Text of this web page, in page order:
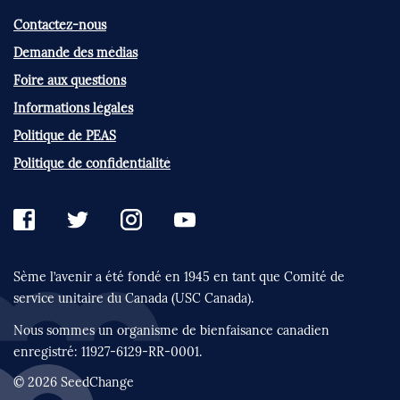
Contactez-nous
Demande des médias
Foire aux questions
Informations légales
Politique de PEAS
Politique de confidentialité
Sème l’avenir a été fondé en 1945 en tant que Comité de
service unitaire du Canada (USC Canada).
Nous sommes un organisme de bienfaisance canadien
enregistré: 11927-6129-RR-0001.
© 2026 SeedChange